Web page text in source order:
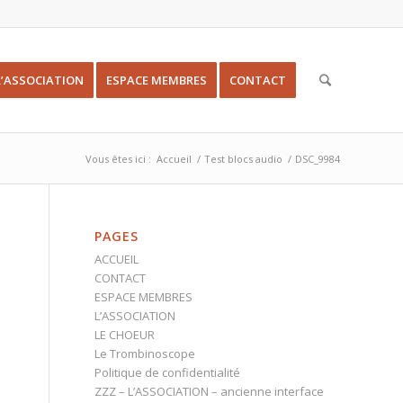
ESPACE MEMBRES CONTACT
Vous êtes ici : Accueil / Test blocs audio / DSC_9984
PAGES
ACCUEIL
CONTACT
ESPACE MEMBRES
L’ASSOCIATION
LE CHOEUR
Le Trombinoscope
Politique de confidentialité
ZZZ – L’ASSOCIATION – ancienne interface